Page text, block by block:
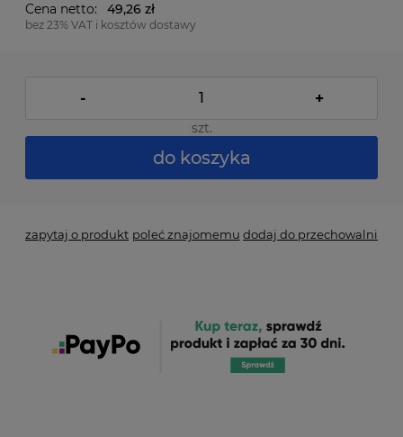
Cena netto: 49,26 zł
bez 23% VAT i kosztów dostawy
- +
szt.
do koszyka
zapytaj o produkt poleć znajomemu dodaj do przechowalni